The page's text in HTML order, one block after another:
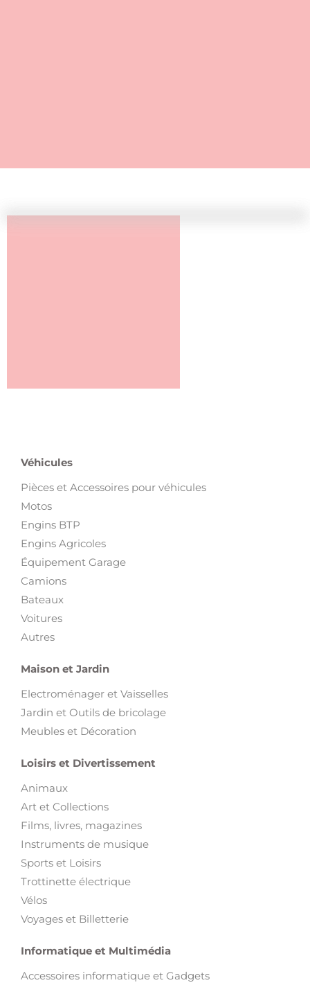
Véhicules
Pièces et Accessoires pour véhicules
Motos
Engins BTP
Engins Agricoles
Équipement Garage
Camions
Bateaux
Voitures
Autres
Maison et Jardin
Electroménager et Vaisselles
Jardin et Outils de bricolage
Meubles et Décoration
Loisirs et Divertissement
Animaux
Art et Collections
Films, livres, magazines
Instruments de musique
Sports et Loisirs
Trottinette électrique
Vélos
Voyages et Billetterie
Informatique et Multimédia
Accessoires informatique et Gadgets